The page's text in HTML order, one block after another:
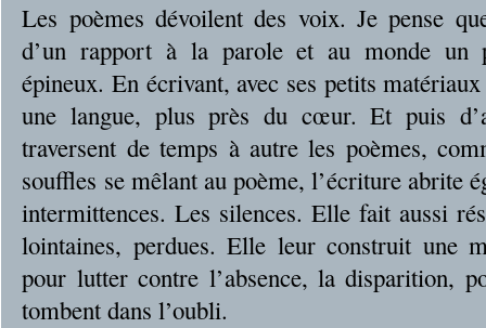
Les poèmes dévoilent des voix. Je pense
d’un rapport à la parole et au monde un
épineux. En écrivant, avec ses petits
une langue, plus près du cœur. Et puis
traversent de temps à autre les poèmes,
souffles se mêlant au poème, l’écriture abrite
intermittences. Les silences. Elle fait aussi
lointaines, perdues. Elle leur construit une
pour lutter contre l’absence, la disparition,
tombent dans l’oubli.